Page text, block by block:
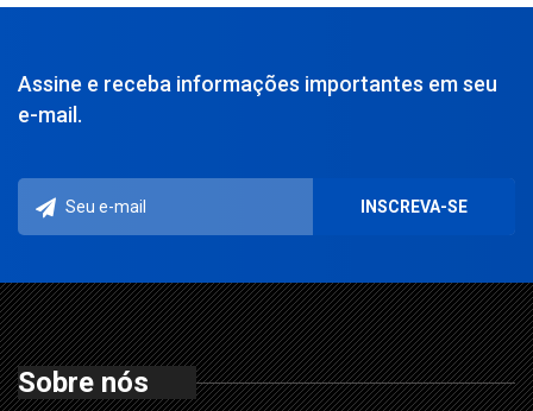
Assine e receba informações importantes em seu
e-mail.
Sobre nós